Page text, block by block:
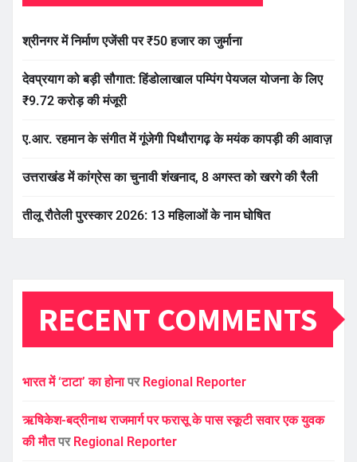
श्रीनगर में निर्माण एजेंसी पर ₹50 हजार का जुर्माना
देवप्रयाग को बड़ी सौगात: हिंडोलाखाल पम्पिंग पेयजल योजना के लिए
₹9.72 करोड़ की मंजूरी
ए.आर. रहमान के संगीत में गूंजेगी पिथौरागढ़ के मयंक कापड़ी की आवाज़
उत्तराखंड में कांग्रेस का चुनावी शंखनाद, 8 अगस्त को खरगे की रैली
तीलू रौतेली पुरस्कार 2026: 13 महिलाओं के नाम घोषित
RECENT COMMENTS
भारत में ‘टाटा’ का होनापर Regional Reporter
ऋषिकेश-बद्रीनाथ राजमार्ग पर फरासू के पास स्कूटी सवार एक युवक
की मौतपर Regional Reporter